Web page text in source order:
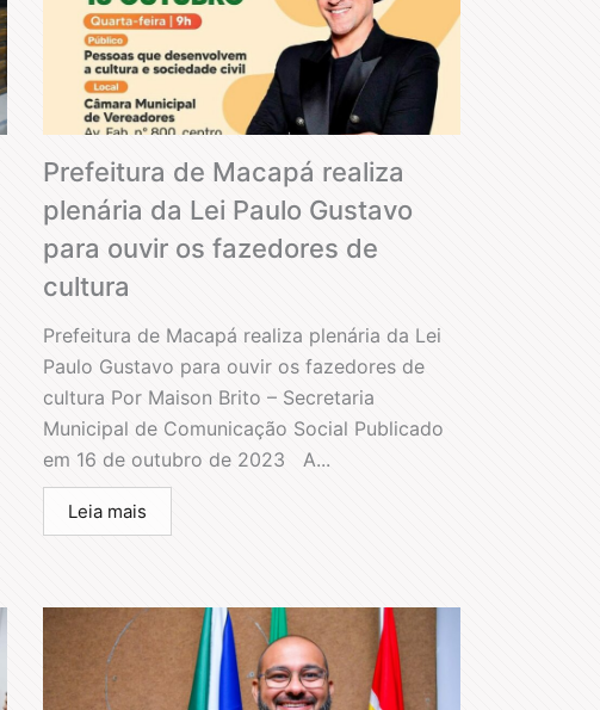
Prefeitura de Macapá realiza
plenária da Lei Paulo Gustavo
para ouvir os fazedores de
cultura
Prefeitura de Macapá realiza plenária da Lei
Paulo Gustavo para ouvir os fazedores de
cultura Por Maison Brito – Secretaria
Municipal de Comunicação Social Publicado
em 16 de outubro de 2023 A...
Leia mais